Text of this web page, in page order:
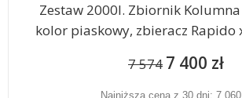
Zestaw 2000l. Zbiornik
kolor piaskowy, zbieracz Rapido
7 574 7 400 zł
Najniższa cena z 30 dni: 7 060